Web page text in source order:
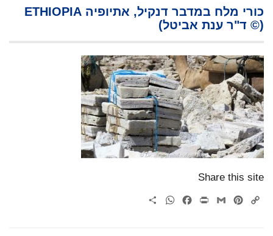
כורי מלח במדבר דנקיל, אתיופיה ETHIOPIA
(© ד"ר ענת אביטל)
Share this site
Copy
Pinterest
Gmail
Print
Facebook
WhatsApp